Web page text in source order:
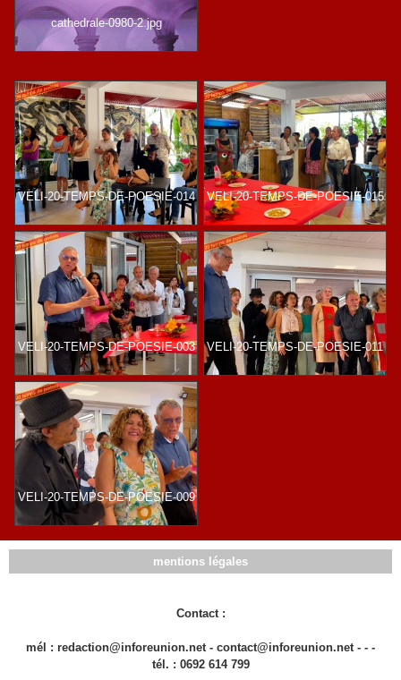
cathedrale-0980-2.jpg
VELI-20-TEMPS-DE-POESIE-014 VELI-20-TEMPS-DE-POESIE-015
VELI-20-TEMPS-DE-POESIE-003 VELI-20-TEMPS-DE-POESIE-011
VELI-20-TEMPS-DE-POESIE-009
mentions légales
Contact :
mél : redaction@inforeunion.net - contact@inforeunion.net - - -
tél. : 0692 614 799